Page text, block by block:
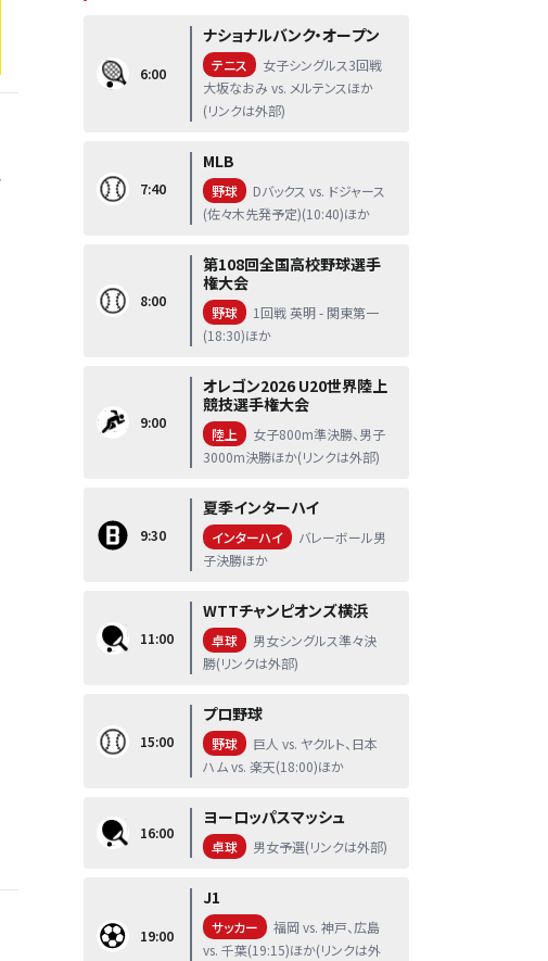
6:00
ナショナルバンク・オープン
テニス
女子シングルス3回戦
大坂なおみ vs. メルテンスほか
(リンクは外部)
7:40
MLB
野球
Dバックス vs. ドジャース
(佐々木先発予定)(10:40)ほか
8:00
第108回全国高校野球選手
権大会
野球
1回戦 英明 - 関東第一
(18:30)ほか
9:00
オレゴン2026 U20世界陸上
競技選手権大会
陸上
女子800m準決勝、男子
3000m決勝ほか(リンクは外部)
9:30
夏季インターハイ
インターハイ
バレーボール男
子決勝ほか
11:00
WTTチャンピオンズ横浜
卓球
男女シングルス準々決
勝(リンクは外部)
15:00
プロ野球
野球
巨人 vs. ヤクルト、日本
ハム vs. 楽天(18:00)ほか
16:00
ヨーロッパスマッシュ
卓球 男女予選(リンクは外部)
19:00
J1
サッカー
福岡 vs. 神戸、広島
vs. 千葉(19:15)ほか(リンクは外